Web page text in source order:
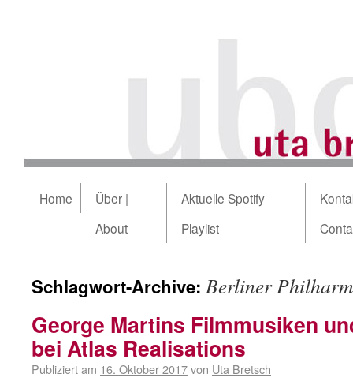
Home
Über |
About
Aktuelle Spotify
Playlist
Schlagwort-Archive: Berliner
George Martins Filmmusiken
bei Atlas Realisations
Publiziert am 16. Oktober 2017von Uta Bretsch